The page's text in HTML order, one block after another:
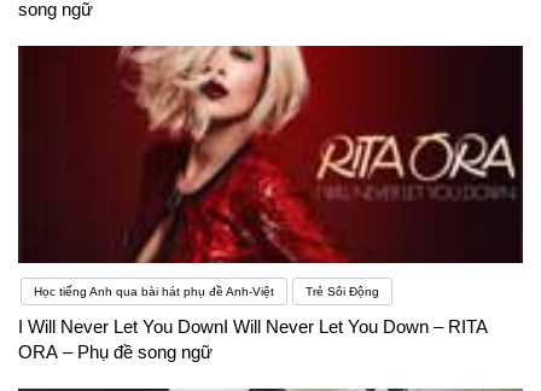
song ngữ
Học tiếng Anh qua bài hát phụ đề Anh-Việt Trẻ Sôi Động
I Will Never Let You DownI Will Never Let You Down – RITA
ORA – Phụ đề song ngữ